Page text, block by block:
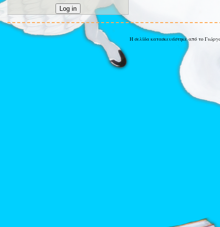
Η σελίδα κατασκευάστηκε από το